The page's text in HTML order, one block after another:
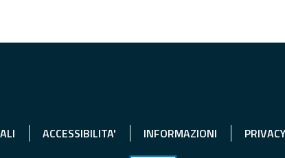
ACCESSIBILITA' INFORMAZIONI PRIVACY